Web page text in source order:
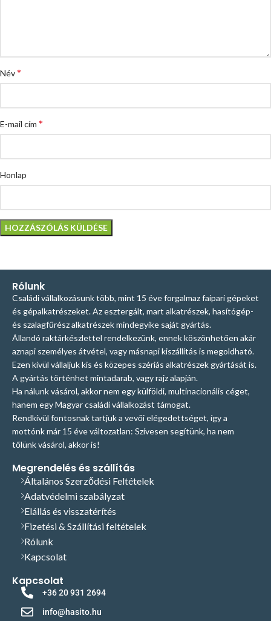
Név*
E-mail cím *
Honlap
Rólunk
Családi vállalkozásunk több, mint 15 éve forgalmaz faipari gépeket
és gépalkatrészeket. Az esztergált, mart alkatrészek, hasítógép-
és szalagfűrész alkatrészek mindegyike saját gyártás.
Állandó raktárkészlettel rendelkezünk, ennek köszönhetően akár
aznapi személyes átvétel, vagy másnapi kiszállítás is megoldható.
Ezen kívül vállaljuk kis és közepes szériás alkatrészek gyártását is.
A gyártás történhet mintadarab, vagy rajz alapján.
Ha nálunk vásárol, akkor nem egy külföldi, multinacionális céget,
hanem egy Magyar családi vállalkozást támogat.
Rendkívül fontosnak tartjuk a vevői elégedettséget, így a
mottónk már 15 éve változatlan: Szívesen segítünk, ha nem
tőlünk vásárol, akkor is!
Megrendelés és szállítás
Általános Szerződési Feltételek
Adatvédelmi szabályzat
Elállás és visszatérítés
Fizetési & Szállítási feltételek
Rólunk
Kapcsolat
Kapcsolat
+36 20 931 2694
info@hasito.hu